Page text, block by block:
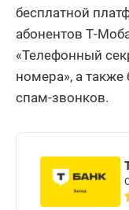
бесплатной
абонентов Т-
«Телефонный
номера», а
спам-звонков.